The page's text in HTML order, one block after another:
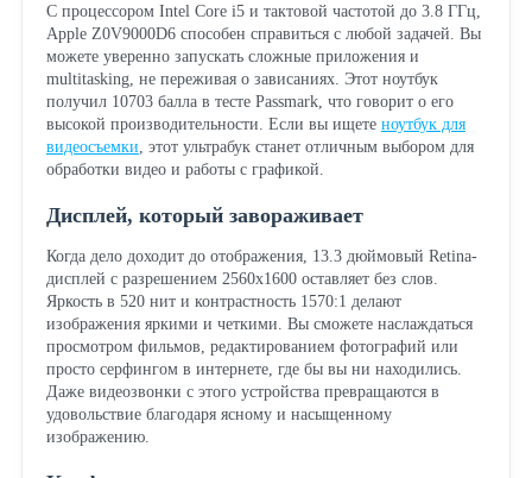
С процессором Intel Core i5 и тактовой частотой до 3.8 ГГц,
Apple Z0V9000D6 способен справиться с любой задачей. Вы
можете уверенно запускать сложные приложения и
multitasking, не переживая о зависаниях. Этот ноутбук
получил 10703 балла в тесте Passmark, что говорит о его
высокой производительности. Если вы ищете ноутбук для
видеосъемки , этот ультрабук станет отличным выбором для
обработки видео и работы с графикой.
Дисплей, который завораживает
Когда дело доходит до отображения, 13.3 дюймовый Retina-
дисплей с разрешением 2560x1600 оставляет без слов.
Яркость в 520 нит и контрастность 1570:1 делают
изображения яркими и четкими. Вы сможете наслаждаться
просмотром фильмов, редактированием фотографий или
просто серфингом в интернете, где бы вы ни находились.
Даже видеозвонки с этого устройства превращаются в
удовольствие благодаря ясному и насыщенному
изображению.